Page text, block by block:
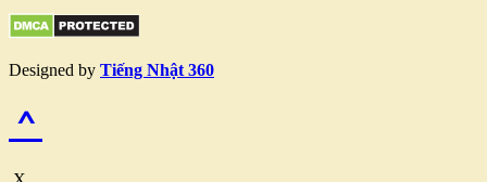
Designed by Tiếng Nhật 360
^